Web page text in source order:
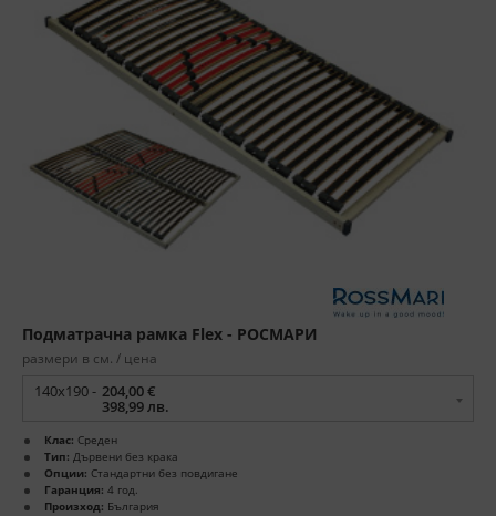
Подматрачна рамка Flex - РОСМАРИ
размери в см. / цена
140x190 - 204,00 €
398,99 лв.
Клас: Среден
Тип: Дървени без крака
Опции: Стандартни без повдигане
Гаранция: 4 год.
Произход: България